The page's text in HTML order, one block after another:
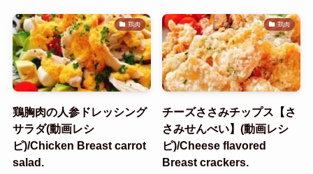
鶏肉
鶏胸肉の人参ドレッシング
サラダ(動画レシ
ピ)/Chicken Breast carrot
salad.
鶏肉
チーズささみチップス【さ
さみせんべい】(動画レシ
ピ)/Cheese flavored
Breast crackers.